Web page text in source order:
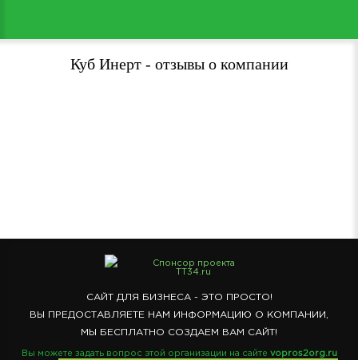
Куб Инерт - отзывы о компании
Спонсор проекта
TT34.ru
САЙТ ДЛЯ БИЗНЕСА - ЭТО ПРОСТО!
ВЫ ПРЕДОСТАВЛЯЕТЕ НАМ ИНФОРМАЦИЮ О КОМПАНИИ,
МЫ БЕСПЛАТНО СОЗДАЕМ ВАМ САЙТ!
Вы можете задать вопрос этой организации на сайте vopros2org.ru